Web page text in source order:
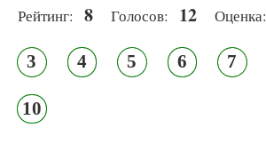
Рейтинг: 8 Голосов: 12 Оценка:
3 4 5 6 7
10